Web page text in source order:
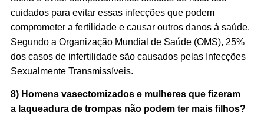
cuidados para evitar essas infecções que podem
comprometer a fertilidade e causar outros danos à saúde.
Segundo a Organização Mundial de Saúde (OMS), 25%
dos casos de infertilidade são causados pelas Infecções
Sexualmente Transmissíveis.
8) Homens vasectomizados e mulheres que fizeram
a laqueadura de trompas não podem ter mais filhos?